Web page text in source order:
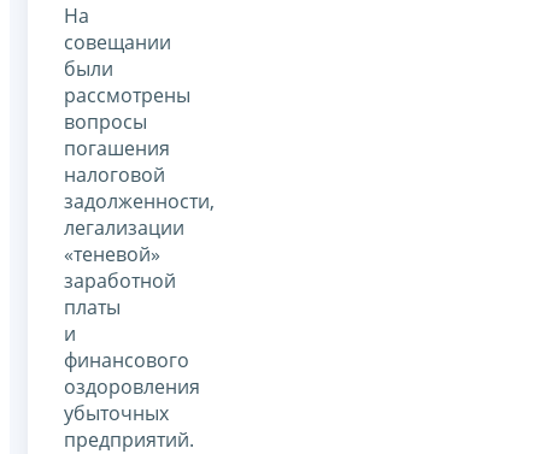
На
совещании
были
рассмотрены
вопросы
погашения
налоговой
задолженности,
легализации
«теневой»
заработной
платы
и
финансового
оздоровления
убыточных
предприятий.